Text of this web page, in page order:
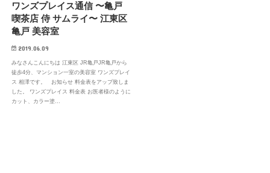
ワンズプレイス通信 〜亀戸
喫茶店 侍 サムライ〜 江東区
亀戸 美容室
2019.06.09
みなさんこんにちは 江東区 JR亀戸JR亀戸から
徒歩4分、マンション一室の美容室 ワンズプレイ
ス 相澤です。 お知らせ 料金表をアップ致しま
した。 ワンズプレイス 料金表 お医者様のように
カット、カラー塗…